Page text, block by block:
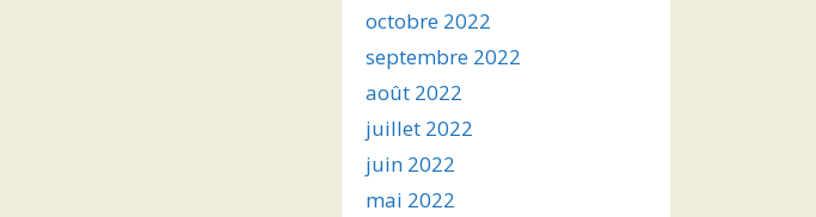
octobre 2022
septembre 2022
août 2022
juillet 2022
juin 2022
mai 2022